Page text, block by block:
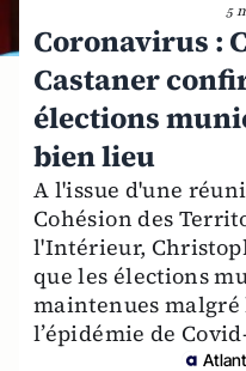
5
Coronavirus :
Castaner
élections
bien lieu
A l'issue d'une
Cohésion des
l'Intérieur,
que les élections
maintenues malgré
l’épidémie de